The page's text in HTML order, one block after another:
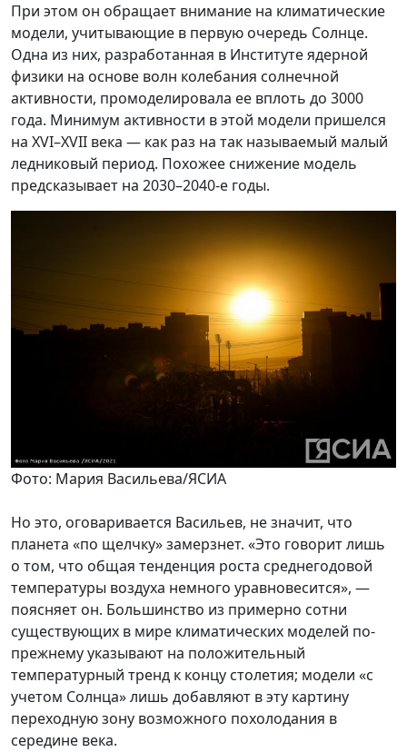
При этом он обращает внимание на климатические
модели, учитывающие в первую очередь Солнце.
Одна из них, разработанная в Институте ядерной
физики на основе волн колебания солнечной
активности, промоделировала ее вплоть до 3000
года. Минимум активности в этой модели пришелся
на XVI–XVII века — как раз на так называемый малый
ледниковый период. Похожее снижение модель
предсказывает на 2030–2040-е годы.
Фото: Мария Васильева/ЯСИА
Но это, оговаривается Васильев, не значит, что
планета «по щелчку» замерзнет. «Это говорит лишь
о том, что общая тенденция роста среднегодовой
температуры воздуха немного уравновесится», —
поясняет он. Большинство из примерно сотни
существующих в мире климатических моделей по-
прежнему указывают на положительный
температурный тренд к концу столетия; модели «с
учетом Солнца» лишь добавляют в эту картину
переходную зону возможного похолодания в
середине века.